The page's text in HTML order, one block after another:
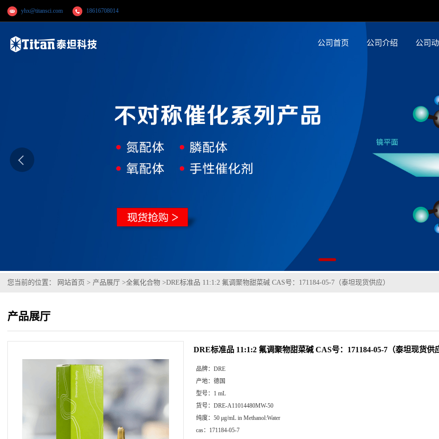
yhx@titansci.com 18616708014
公司首页 公司介绍 公司
您当前的位置： 网站首页 > 产品展厅 >全氟化合物 >DRE标准品 11:1:2 氟调聚物甜菜碱 CAS号：171184-05-7（泰坦现货供应）
产品展厅
DRE标准品 11:1:2 氟调聚物甜菜碱 CAS号：171184-05-7（泰坦现货供
品牌： DRE
产地： 德国
型号： 1 mL
货号： DRE-A11014480MW-50
纯度： 50 μg/mL in Methanol:Water
cas： 171184-05-7